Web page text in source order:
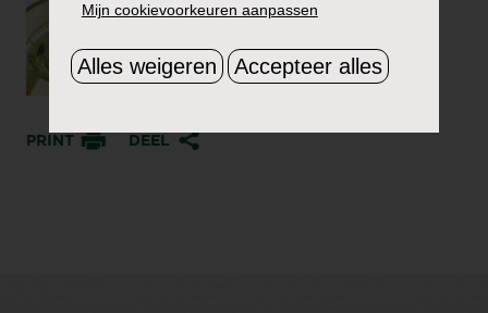
PRINT DEEL
Mijn cookievoorkeuren aanpassen
Alles weigeren Accepteer alles